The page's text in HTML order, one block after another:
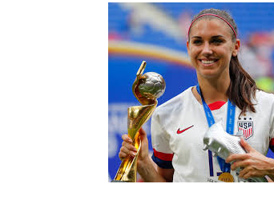
وحشی !
که
“فروزن
2”
موفق
خواهد
بود.
آذر 23, 1398
خواهد بود.